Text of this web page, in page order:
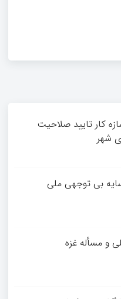
کار تایید صلاحیت
شهر
بی توجهی ملی
و مسأله غزه